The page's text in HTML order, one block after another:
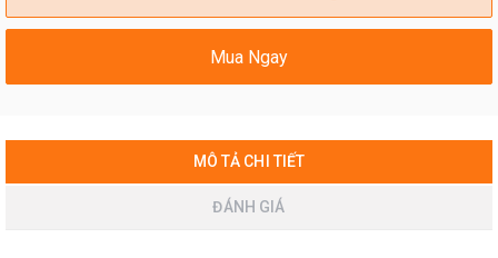
Mua Ngay
MÔ TẢ CHI TIẾT
ĐÁNH GIÁ